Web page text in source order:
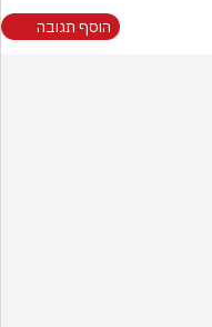
הוסף תגובה